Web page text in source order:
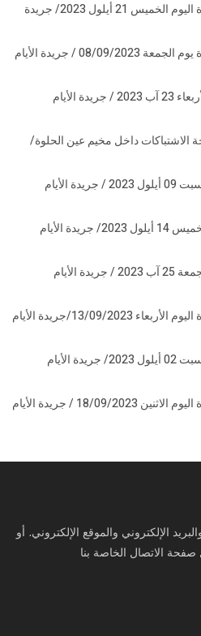
أسرار الصحف اللبنانية الصادرة اليوم الخميس 21 أيلول 2023/ جريدة
أسرار الصحف اللبنانية الصادرة يوم الجمعة 08/09/2023 / جريدة الأيام
أسرار الصحف اللبنانية ليوم الأربعاء 23 آب 2023 / جريدة الأيام
نتيجة الاشتباكات داخل مخيم عين الحلوة/
أسرار الصحف اللبنانية ليوم السبت 09 أيلول 2023 / جريدة الأيام
أسرار الصحف اللبنانية ليوم الخميس 14 أيلول 2023/ جريدة الأيام
أسرار الصحف اللبنانية ليوم الجمعة 25 آب 2023 / جريدة الأيام
أسرار الصحف اللبنانية الصادرة اليوم الأربعاء 13/09/2023/جريدة الأيام
أسرار الصحف اللبنانية ليوم السبت 02 أيلول 2023/ جريدة الأيام
أسرار الصحف اللبنانية الصادرة اليوم الاثنين 18/09/2023 / جريدة الأيام
الإلكتروني والموقع الإلكتروني. أو
الاتصال الخاصة بنا